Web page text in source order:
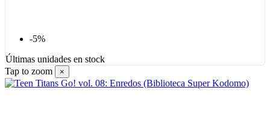
-5%
Últimas unidades en stock
Tap to zoom
×